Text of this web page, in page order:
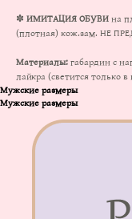
✽ ИМИТАЦИЯ ОБУВИ на
(плотная) кож.зам. НЕ
Материалы: габардин с
лайкра (светится только
Мужские размеры
Мужские размеры